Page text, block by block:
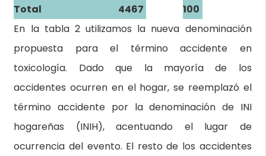
Total
4467
100
En la tabla 2 utilizamos la nueva denominación
propuesta para el término accidente en
toxicología. Dado que la mayoría de los
accidentes ocurren en el hogar, se reemplazó el
término accidente por la denominación de INI
hogareñas (INIH), acentuando el lugar de
ocurrencia del evento. El resto de los accidentes